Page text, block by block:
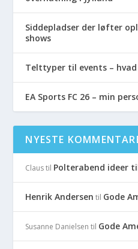
Siddepladser der løfter
shows
Telttyper til events –
EA Sports FC 26 – min
NYESTE
Claustil Polterabend ideer
Henrik Andersen til Gode
Susanne Danielsen til Gode